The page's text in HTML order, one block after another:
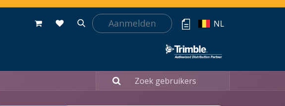
Contact Aanmelden NL